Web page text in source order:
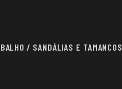
/ SANDÁLIAS E TAMANCOS